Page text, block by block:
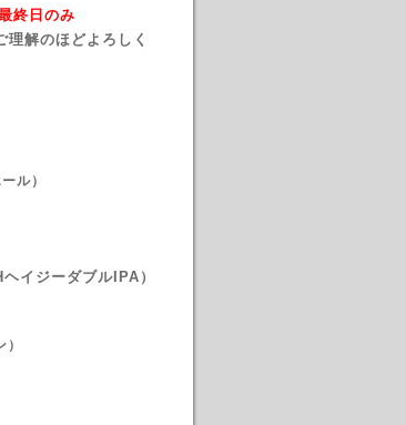
終日のみ
理解のほどよろしく
ル）
ヘイジーダブルIPA）